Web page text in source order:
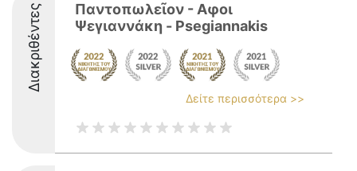
Διακριθέντες
Παντοπωλεῖον - Αφοι
Ψεγιαννάκη - Psegiannakis
Δείτε περισσότερα >>